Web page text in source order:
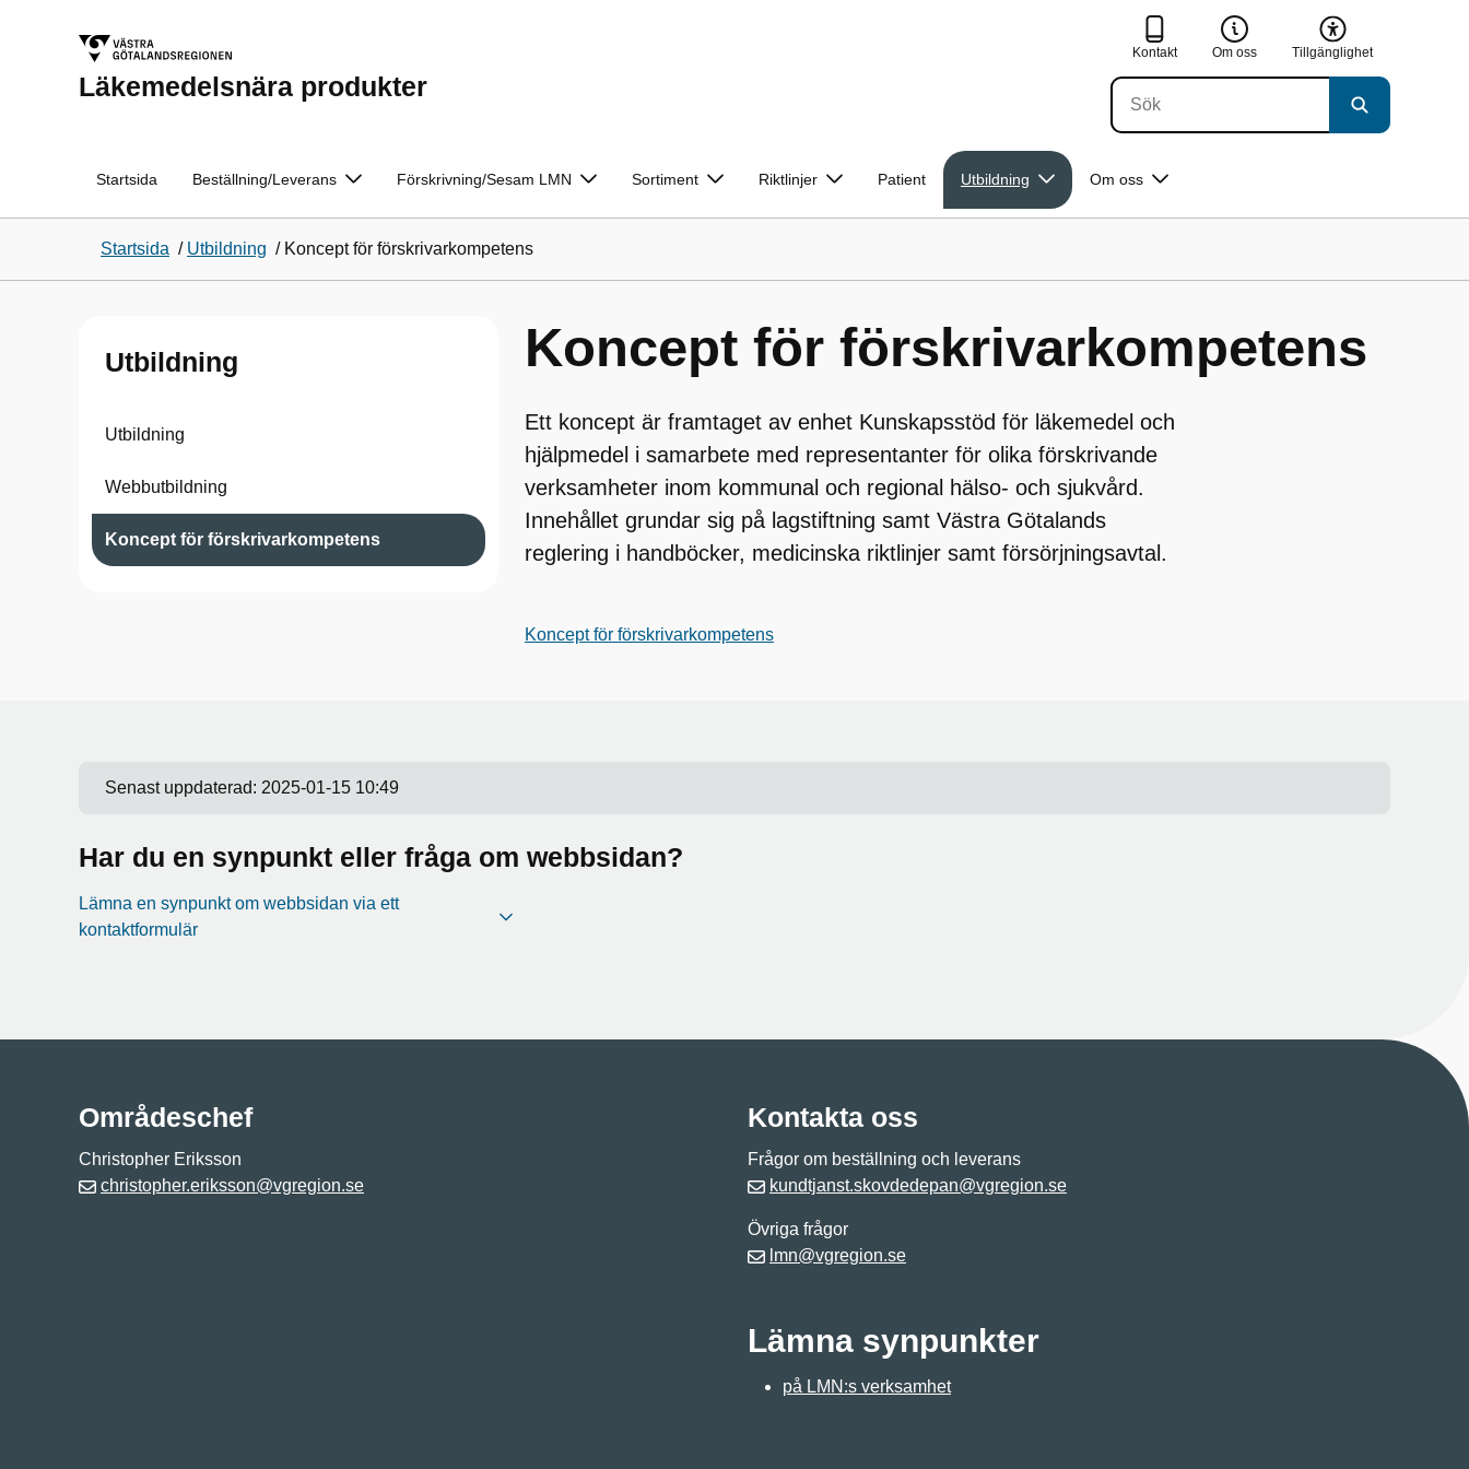
Läkemedelsnära produkter
Kontakt Om oss Tillgänglighet
Startsida Beställning/Leverans Förskrivning/Sesam LMN Sortiment Riktlinjer Patient Utbildning Om oss
Startsida / Utbildning / Koncept för förskrivarkompetens
Utbildning
Utbildning
Webbutbildning
Koncept för förskrivarkompetens
Koncept för förskrivarkompetens
Ett koncept är framtaget av enhet Kunskapsstöd för läkemedel och
hjälpmedel i samarbete med representanter för olika förskrivande
verksamheter inom kommunal och regional hälso- och sjukvård.
Innehållet grundar sig på lagstiftning samt Västra Götalands
reglering i handböcker, medicinska riktlinjer samt försörjningsavtal.
Koncept för förskrivarkompetens
Senast uppdaterad: 2025-01-15 10:49
Har du en synpunkt eller fråga om webbsidan?
Lämna en synpunkt om webbsidan via ett
kontaktformulär
Områdeschef
Christopher Eriksson
christopher.eriksson@vgregion.se
Kontakta oss
Frågor om beställning och leverans
kundtjanst.skovdedepan@vgregion.se
Övriga frågor
lmn@vgregion.se
Lämna synpunkter
på LMN:s verksamhet